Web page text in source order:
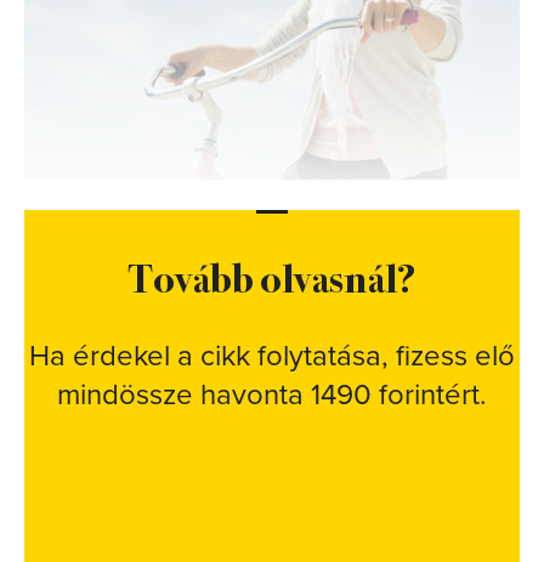
Tovább olvasnál?
Ha érdekel a cikk folytatása, fizess elő
mindössze havonta 1490 forintért.